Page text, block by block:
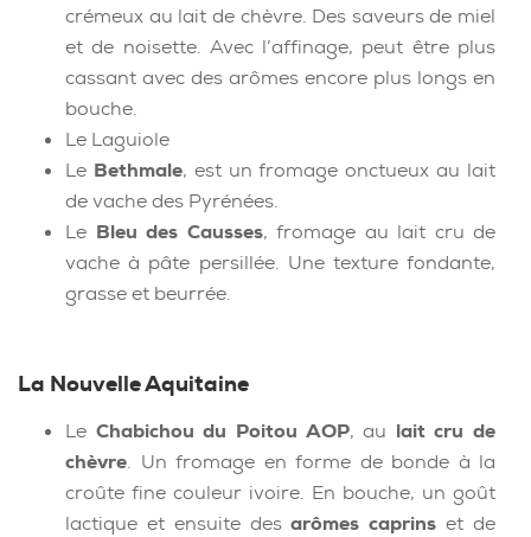
crémeux au lait de chèvre. Des saveurs de miel
et de noisette. Avec l’affinage, peut être plus
cassant avec des arômes encore plus longs en
bouche.
Le Laguiole
Le Bethmale, est un fromage onctueux au lait
de vache des Pyrénées.
Le Bleu des Causses, fromage au lait cru de
vache à pâte persillée. Une texture fondante,
grasse et beurrée.
La Nouvelle Aquitaine
Le Chabichou du Poitou AOP, au lait cru de
chèvre. Un fromage en forme de bonde à la
croûte fine couleur ivoire. En bouche, un goût
lactique et ensuite desarômes caprins et de